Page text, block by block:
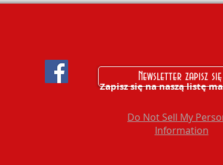
Newsletter zapisz się
Zapisz się na naszą listę
Do Not Sell My
Information